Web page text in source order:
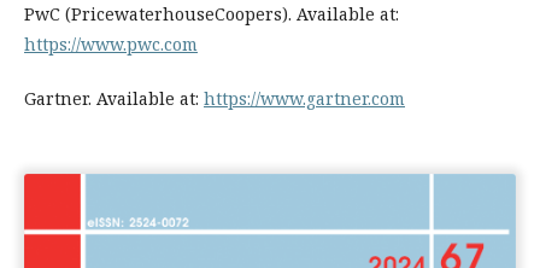
PwC (PricewaterhouseCoopers). Available at:
https://www.pwc.com
Gartner. Available at: https://www.gartner.com